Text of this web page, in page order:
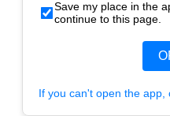
Save my place in the
continue to this page.
If you can't open the app,